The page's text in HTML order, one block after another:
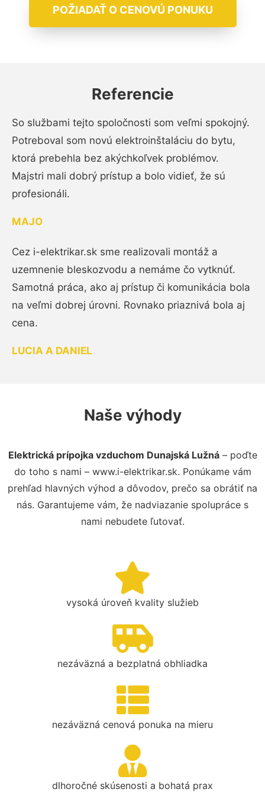
POŽIADAŤ O CENOVÚ PONUKU
Referencie
So službami tejto spoločnosti som veľmi spokojný.
Potreboval som novú elektroinštaláciu do bytu,
ktorá prebehla bez akýchkoľvek problémov.
Majstri mali dobrý prístup a bolo vidieť, že sú
profesionáli.
MAJO
Cez i-elektrikar.sk sme realizovali montáž a
uzemnenie bleskozvodu a nemáme čo vytknúť.
Samotná práca, ako aj prístup či komunikácia bola
na veľmi dobrej úrovni. Rovnako priaznivá bola aj
cena.
LUCIA A DANIEL
Naše výhody
Elektrická prípojka vzduchom Dunajská Lužná– poďte
do toho s nami – www.i-elektrikar.sk. Ponúkame vám
prehľad hlavných výhod a dôvodov, prečo sa obrátiť na
nás. Garantujeme vám, že nadviazanie spolupráce s
nami nebudete ľutovať.
vysoká úroveň kvality služieb
nezáväzná a bezplatná obhliadka
nezáväzná cenová ponuka na mieru
dlhoročné skúsenosti a bohatá prax